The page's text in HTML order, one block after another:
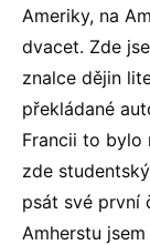
Ameriky, na
dvacet. Zde
znalce dějin
překládané
Francii to bylo
zde
psát své první
Amherstu